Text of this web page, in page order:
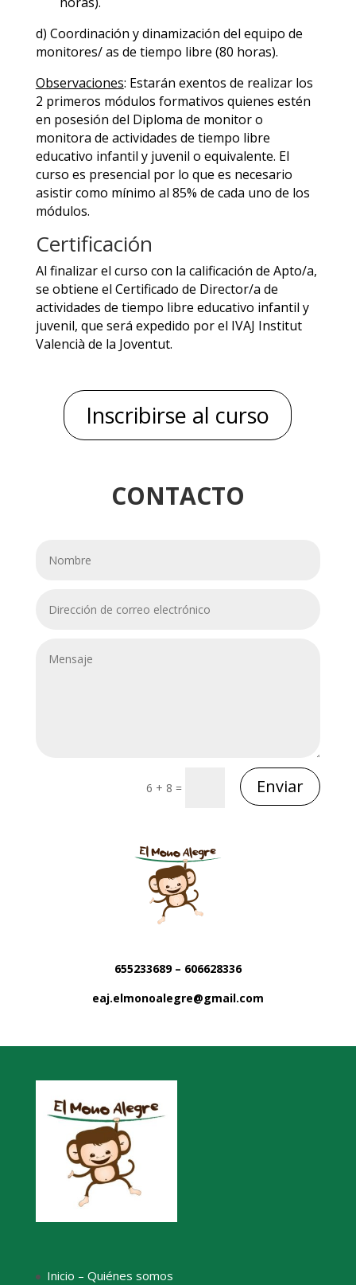
d) Coordinación y dinamización del equipo de
monitores/ as de tiempo libre (80 horas).
Observaciones: Estarán exentos de realizar los
2 primeros módulos formativos quienes estén
en posesión del Diploma de monitor o
monitora de actividades de tiempo libre
educativo infantil y juvenil o equivalente. El
curso es presencial por lo que es necesario
asistir como mínimo al 85% de cada uno de los
módulos.
Certificación
Al finalizar el curso con la calificación de Apto/a,
se obtiene el Certificado de Director/a de
actividades de tiempo libre educativo infantil y
juvenil, que será expedido por el IVAJ Institut
Valencià de la Joventut.
Inscribirse al curso
CONTACTO
6 + 8 = Enviar
655233689 – 606628336
eaj.elmonoalegre@gmail.com
Inicio – Quiénes somos